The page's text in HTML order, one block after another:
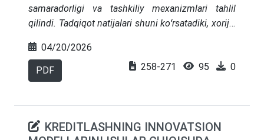
samaradorligi va tashkiliy mexanizmlari tahlil
qilindi. Tadqiqot natijalari shuni koʻrsatadiki, xorijiy
iqtisodiyotiga moslashtirish orqali xoʻjalik
yurituvchi subyektlar uchun qulay moliyaviy muhit
yaratish imkoniyatlari koʻrib chiqildi. Shu bilan
mexanizmlarini joriy etish va mavjud
04/20/2026
PDF 258-271 95 0
KREDITLASHNING INNOVATSION